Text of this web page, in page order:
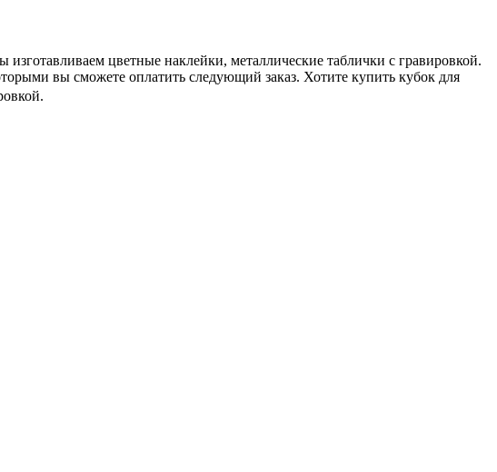
цветные наклейки, металлические таблички с гравировкой.
вы сможете оплатить следующий заказ. Хотите купить кубок для